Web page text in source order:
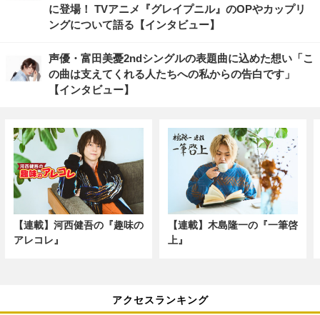
に登場！ TVアニメ『グレイプニル』のOPやカップリ
ングについて語る【インタビュー】
声優・富田美憂2ndシングルの表題曲に込めた想い「こ
の曲は支えてくれる人たちへの私からの告白です」
【インタビュー】
【連載】河西健吾の『趣味の
アレコレ』
【連載】木島隆一の『一筆啓
上』
アクセスランキング